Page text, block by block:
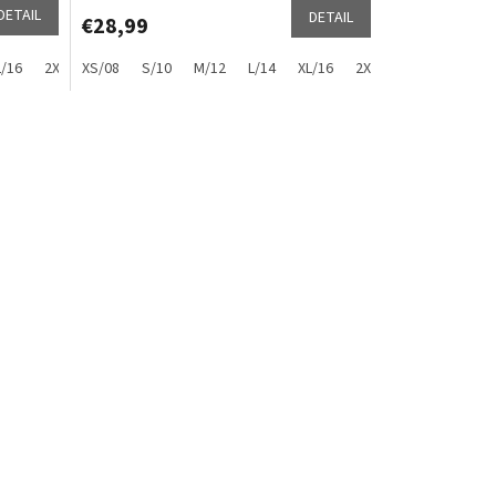
16 2XS/06
€28,99 DETAIL
XS/08 S/10 M/12 L/14 XL/16 2XL/18